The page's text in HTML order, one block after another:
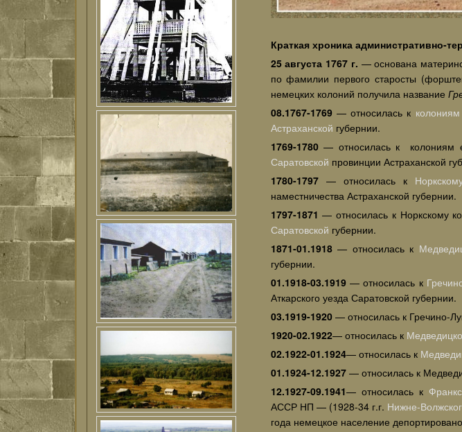
Краткая хроника административно-
25 августа 1767 г. — основана
по фамилии первого старосты
немецких колоний получила название
08.1767-1769— относилась к
Астраханской губернии.
1769-1780— относилась к колониям
Саратовской провинции Астраханской
1780-1797— относилась к
наместничества Астраханской губернии.
1797-1871 — относилась к Норкскому
Саратовской губернии.
1871-01.1918— относилась к
губернии.
01.1918-03.1919 — относилась к
Аткарского уезда Саратовской губернии.
03.1919-1920 — относилась к Гречино-
1920-02.1922— относилась к
02.1922-01.1924— относилась к
01.1924-12.1927— относилась к
12.1927-09.1941— относилась к
АССР НП — (1928-34 г.г. Нижне-
года немецкое население